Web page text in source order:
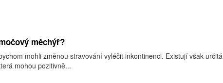
měchýř?
mohli změnou stravování vyléčit inkontinenci. Existují však určitá
mohou pozitivně...